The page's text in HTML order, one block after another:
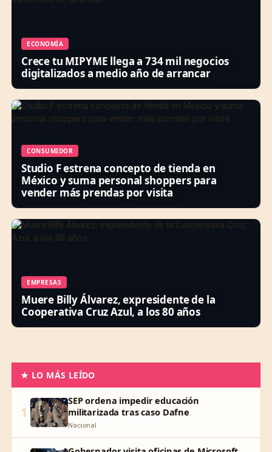
ECONOMÍA
Crece tu MIPYME llega a 734 mil negocios
digitalizados a medio año de arrancar
CONSUMIDOR
Studio F estrena concepto de tienda en
México y suma personal shoppers para
vender más prendas por visita
EMPRESAS
Muere Billy Álvarez, expresidente de la
Cooperativa Cruz Azul, a los 80 años
★ LO MÁS LEÍDO
1
SEP ordena impedir educación
militarizada tras caso Dafne
Nacional